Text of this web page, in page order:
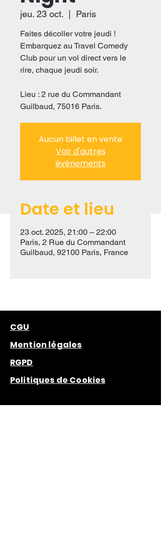
jeu. 23 oct.
  |
Paris
Faites décoller votre jeudi !
Embarquez au Travel Comedy
Club pour un vol direct vers le
rire, chaque jeudi soir.
Lieu : 2 rue du Commandant
Guilbaud, 75016 Paris.
Aucun billet en vente
Voir d'autres
événements
Date et lieu
23 oct. 2025, 21:00 – 22:00
Paris, 2 Rue du Commandant
Guilbaud, 92100 Paris, France
CGU
Mention légales
RGPD
Politiques de Cookies